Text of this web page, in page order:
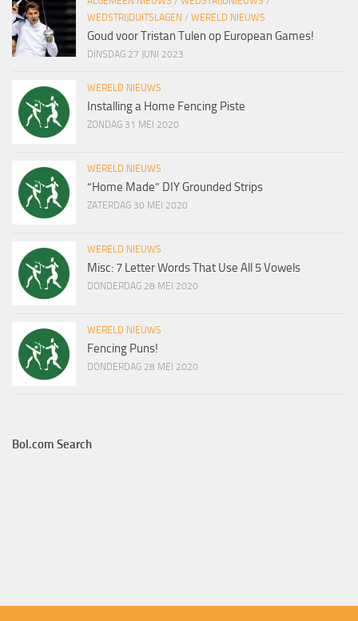
WEDSTRIJDUITSLAGEN / WERELD NIEUWS
Goud voor Tristan Tulen op European Games!
DINSDAG 27 JUNI 2023
WERELD NIEUWS
Installing a Home Fencing Piste
ZONDAG 31 MEI 2020
WERELD NIEUWS
“Home Made” DIY Grounded Strips
ZATERDAG 30 MEI 2020
WERELD NIEUWS
Misc: 7 Letter Words That Use All 5 Vowels
DONDERDAG 28 MEI 2020
WERELD NIEUWS
Fencing Puns!
DONDERDAG 28 MEI 2020
Bol.com Search